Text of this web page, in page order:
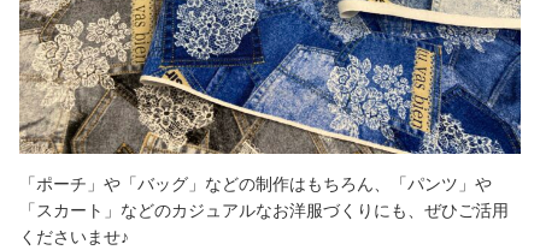
「ポーチ」や「バッグ」などの制作はもちろん、「パンツ」や
「スカート」などのカジュアルなお洋服づくりにも、ぜひご活用
くださいませ♪